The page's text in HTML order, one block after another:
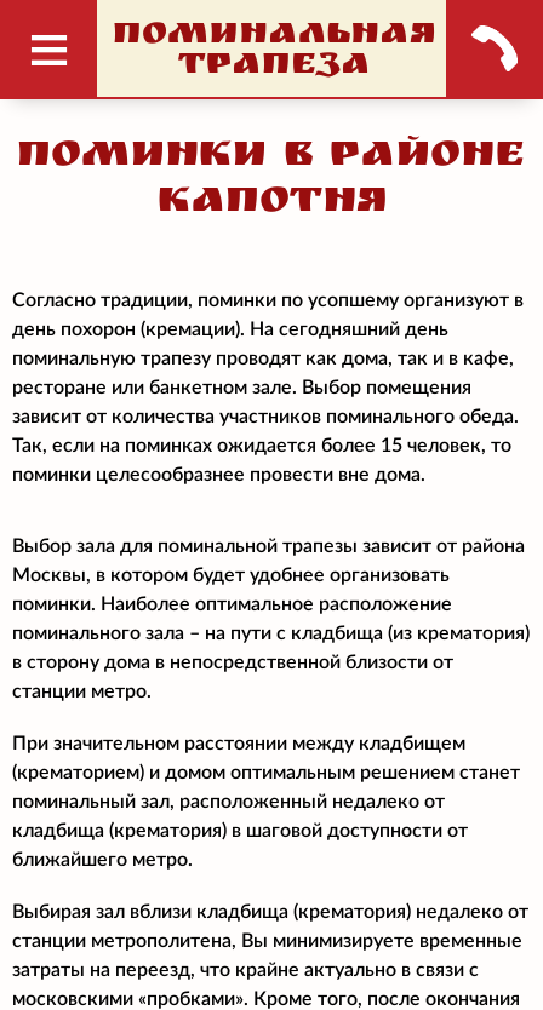
ПОМИНАЛЬНАЯ
ТРАПЕЗА
Поминки в районе
Капотня
Согласно традиции, поминки по усопшему организуют в
день похорон (кремации). На сегодняшний день
поминальную трапезу проводят как дома, так и в кафе,
ресторане или банкетном зале. Выбор помещения
зависит от количества участников поминального обеда.
Так, если на поминках ожидается более 15 человек, то
поминки целесообразнее провести вне дома.
Выбор зала для поминальной трапезы зависит от района
Москвы, в котором будет удобнее организовать
поминки. Наиболее оптимальное расположение
поминального зала – на пути с кладбища (из крематория)
в сторону дома в непосредственной близости от
станции метро.
При значительном расстоянии между кладбищем
(крематорием) и домом оптимальным решением станет
поминальный зал, расположенный недалеко от
кладбища (крематория) в шаговой доступности от
ближайшего метро.
Выбирая зал вблизи кладбища (крематория) недалеко от
станции метрополитена, Вы минимизируете временные
затраты на переезд, что крайне актуально в связи с
московскими «пробками». Кроме того, после окончания